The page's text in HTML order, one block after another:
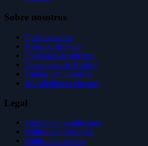
Sobre nosotros
Quiénes somos
Historias de éxito
Opiniones de clientes
Novedades de Holded
Trabaja con nosotros
Whistleblower channel
Legal
Términos y condiciones
Política de privacidad
Política de cookies